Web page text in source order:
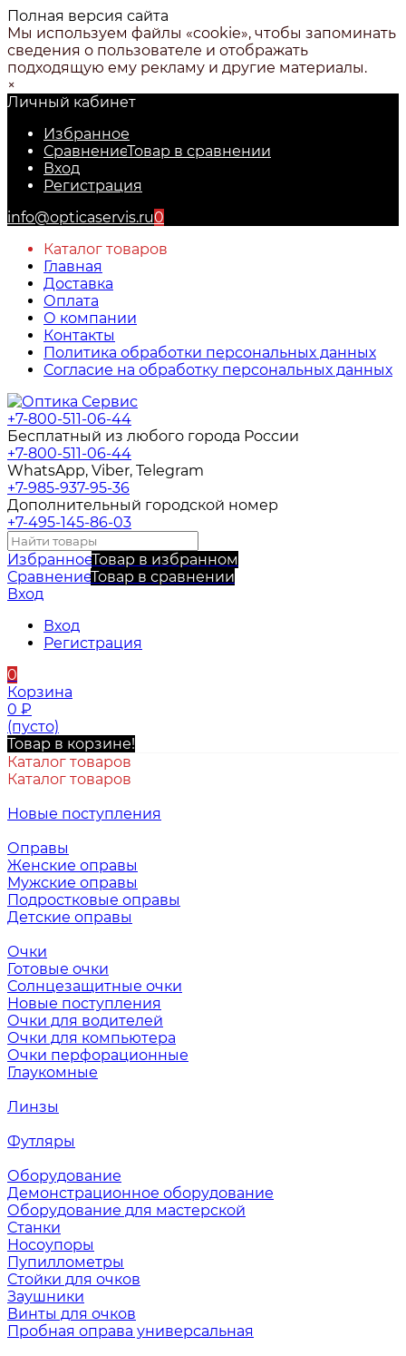
Полная версия сайта
Мы используем файлы «cookie», чтобы запоминать
сведения о пользователе и отображать
подходящую ему рекламу и другие материалы.
×
Личный кабинет
Избранное
СравнениеТовар в сравнении
Вход
Регистрация
info@opticaservis.ru0
Каталог товаров
Главная
Доставка
Оплата
О компании
Контакты
Политика обработки персональных данных
Согласие на обработку персональных данных
+7-800-511-06-44
Бесплатный из любого города России
+7-800-511-06-44
WhatsApp, Viber, Telegram
+7-985-937-95-36
Дополнительный городской номер
+7-495-145-86-03
ИзбранноеТовар в избранном
СравнениеТовар в сравнении
Вход
Вход
Регистрация
0
Корзина
0 ₽
(пусто)
Товар в корзине!
Каталог товаров
Каталог товаров
Новые поступления
Оправы
Женские оправы
Мужские оправы
Подростковые оправы
Детские оправы
Очки
Готовые очки
Солнцезащитные очки
Новые поступления
Очки для водителей
Очки для компьютера
Очки перфорационные
Глаукомные
Линзы
Футляры
Оборудование
Демонстрационное оборудование
Оборудование для мастерской
Станки
Носоупоры
Пупиллометры
Стойки для очков
Заушники
Винты для очков
Пробная оправа универсальная